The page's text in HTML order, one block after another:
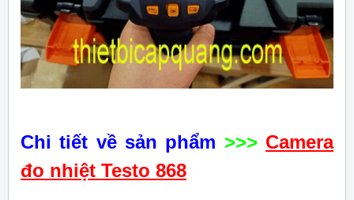
Chi tiết về sản phẩm >>> Camera
đo nhiệt Testo 868